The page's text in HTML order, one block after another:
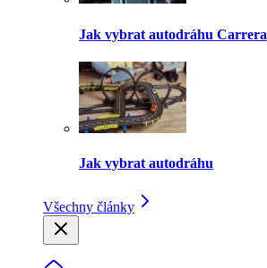
Jak vybrat autodráhu Carrera
Jak vybrat autodráhu
Všechny články